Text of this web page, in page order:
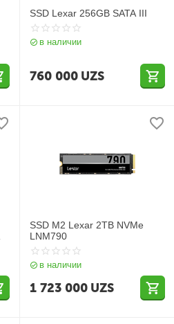
SSD Lexar 256GB SATA III
в наличии
760 000 UZS
SSD M2 Lexar 2TB NVMe
LNM790
в наличии
1 723 000 UZS